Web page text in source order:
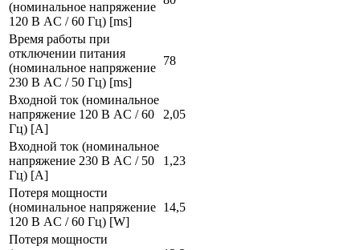
(номинальное напряжение
120 В AC / 60 Гц) [ms]
Время работы при
отключении питания
(номинальное напряжение
230 В AC / 50 Гц) [ms]
78
Входной ток (номинальное
напряжение 120 В AC / 60
Гц) [A]
2,05
Входной ток (номинальное
напряжение 230 В AC / 50
Гц) [A]
1,23
Потеря мощности
(номинальное напряжение
120 В AC / 60 Гц) [W]
14,5
Потеря мощности